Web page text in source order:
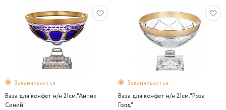
Заканчивается
Ваза для конфет н/н 21см."Антик
Синий"
Заканчивается
Ваза для конфет н/н 21см."Роза
Голд"